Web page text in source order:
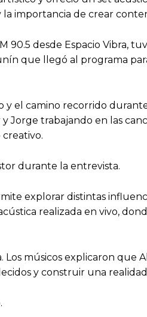
importancia de crear
desde Espacio Vibra,
que llegó al programa
y el camino recorrido
Jorge trabajando en las
durante la entrevista.
explorar distintas
realizada en vivo,
músicos explicaron que
y construir una